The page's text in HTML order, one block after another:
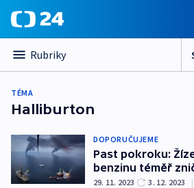
Rubriky
TÉMA
Halliburton
DOPORUČUJEME
Past pokroku:
benzinu téměř
29. 11. 2023 3. 12. 2023 |